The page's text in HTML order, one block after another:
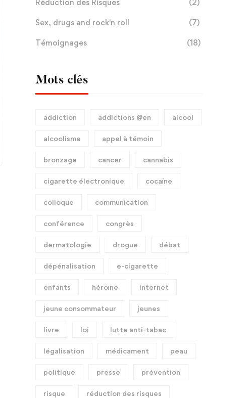
Réduction des Risques (2)
Sex, drugs and rock'n roll (7)
Témoignages (18)
Mots clés
addiction addictions @en alcool
alcoolisme appel à témoin
bronzage cancer cannabis
cigarette électronique cocaïne
colloque communication
conférence congrès
dermatologie drogue débat
dépénalisation e-cigarette
enfants héroïne internet
jeune consommateur jeunes
livre loi lutte anti-tabac
légalisation médicament peau
politique presse prévention
risque réduction des risques